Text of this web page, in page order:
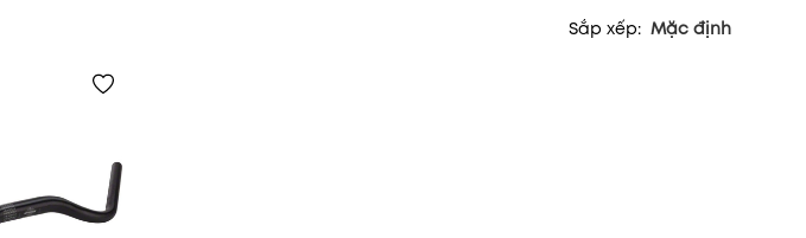
Sắp xếp: Mặc định